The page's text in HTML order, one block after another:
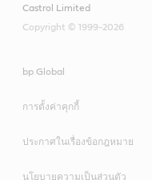
Castrol Limited
Copyright © 1999-2026
bp Global
การตั้งค่าคุกกี้
ประกาศในเรื่องข้อกฎหมาย
นโยบายความเป็นส่วนตัว